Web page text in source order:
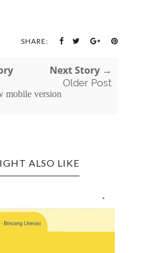
SHARE:
Next Story →
Older Post
mobile version
ALSO LIKE